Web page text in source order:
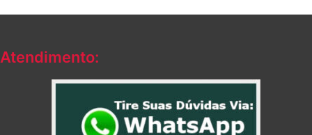
Atendimento: